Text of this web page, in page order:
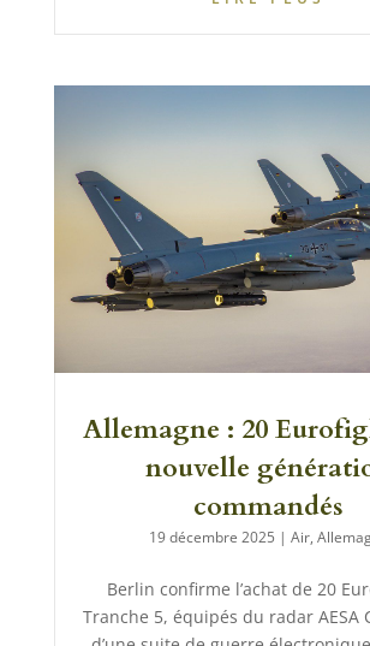
Allemagne : 20
nouvelle
commandés
19 décembre 2025 | Air,
Berlin confirme l’achat de 20
Tranche 5, équipés du radar AESA